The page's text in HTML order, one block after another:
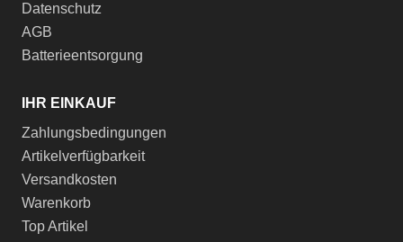
Datenschutz
AGB
Batterieentsorgung
IHR EINKAUF
Zahlungsbedingungen
Artikelverfügbarkeit
Versandkosten
Warenkorb
Top Artikel